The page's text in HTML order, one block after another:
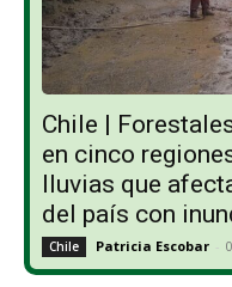
Chile |
en cinco
lluvias que
del país con
Chile Patricia Escobar -